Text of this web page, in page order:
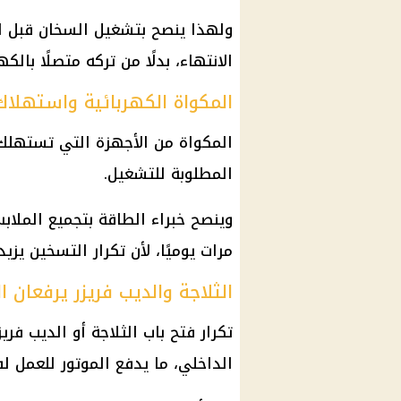
ولهذا ينصح بتشغيل السخان قبل
الانتهاء، بدلًا من تركه متصلًا
المكواة الكهربائية
المكواة من الأجهزة التي
المطلوبة للتشغيل.
وينصح خبراء الطاقة بتجميع
مرات يوميًا، لأن تكرار التسخين
الثلاجة والديب فريزر
تكرار فتح باب الثلاجة أو الديب
الداخلي، ما يدفع الموتور